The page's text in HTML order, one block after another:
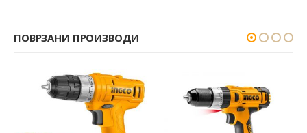
ПОВРЗАНИ ПРОИЗВОДИ